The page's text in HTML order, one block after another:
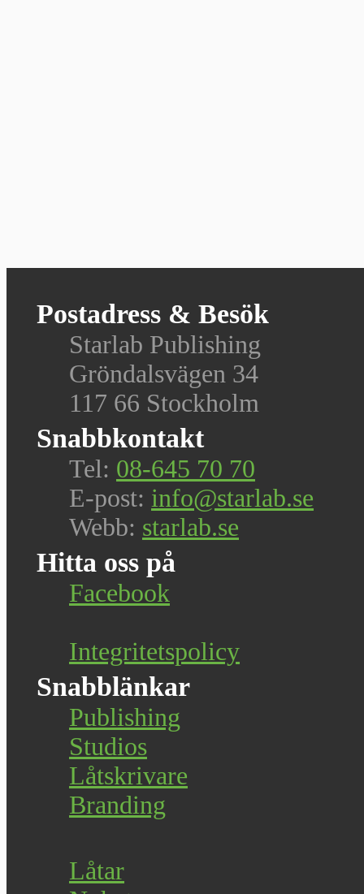
Postadress & Besök
Starlab Publishing
Gröndalsvägen 34
117 66 Stockholm
Snabbkontakt
Tel: 08-645 70 70
E-post: info@starlab.se
Webb: starlab.se
Hitta oss på
Facebook
Integritetspolicy
Snabblänkar
Publishing
Studios
Låtskrivare
Branding
Låtar